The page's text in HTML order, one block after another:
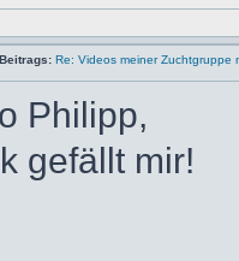
Re: Videos meiner Zuchtgruppe
Philipp,
gefällt mir!